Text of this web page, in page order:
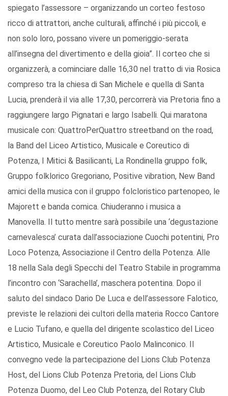
spiegato l’assessore – organizzando un corteo festoso
ricco di attrattori, anche culturali, affinché i più piccoli, e
non solo loro, possano vivere un pomeriggio-serata
all’insegna del divertimento e della gioia”. Il corteo che si
organizzerà, a cominciare dalle 16,30 nel tratto di via Rosica
compreso tra la chiesa di San Michele e quella di Santa
Lucia, prenderà il via alle 17,30, percorrerà via Pretoria fino a
raggiungere largo Pignatari e largo Isabelli. Qui maratona
musicale con: QuattroPerQuattro streetband on the road,
la Band del Liceo Artistico, Musicale e Coreutico di
Potenza, I Mitici & Basilicanti, La Rondinella gruppo folk,
Gruppo folklorico Gregoriano, Positive vibration, New Band
amici della musica con il gruppo folcloristico partenopeo, le
Majorett e banda comica. Chiuderanno i musica a
Manovella. Il tutto mentre sarà possibile una ‘degustazione
carnevalesca’ curata dall’associazione Cuochi potentini, Pro
Loco Potenza, Associazione il Centro della Potenza. Alle
18 nella Sala degli Specchi del Teatro Stabile in programma
l’incontro con ‘Sarachella’, maschera potentina. Dopo il
saluto del sindaco Dario De Luca e dell’assessore Falotico,
previste le relazioni dei cultori della materia Rocco Cantore
e Lucio Tufano, e quella del dirigente scolastico del Liceo
Artistico, Musicale e Coreutico Paolo Malinconico. Il
convegno vede la partecipazione del Lions Club Potenza
Host, del Lions Club Potenza Pretoria, del Lions Club
Potenza Duomo, del Leo Club Potenza, del Rotary Club